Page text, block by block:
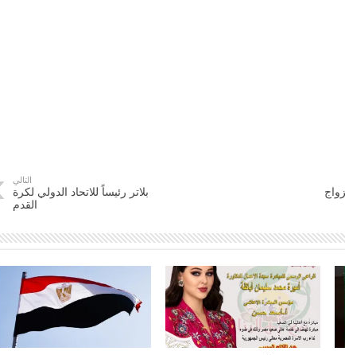
التالي
بلاتر رئيساً للاتحاد الدولي لكرة
القدم